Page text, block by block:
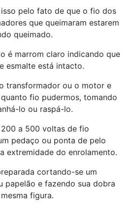
pelo fato de que o fio dos
que queimaram estarem
queimado.
é marrom claro indicando que
esmalte está intacto.
transformador ou o motor e
fio pudermos, tomando
lo ou raspá-lo.
a 500 voltas de fio
pedaço ou ponta de pelo
extremidade do enrolamento.
cortando-se um
papelão e fazendo sua dobra
figura.